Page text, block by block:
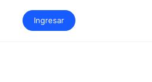
Ingresar